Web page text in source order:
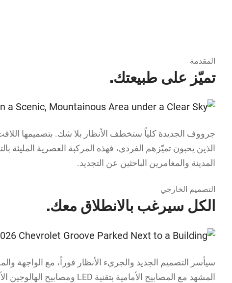
المقدمة
تميّز على طبيعتك.
جرووف الجديدة كلياً ستخطف الأنظار بلا شك. بتصميمها
الذين يحبون تميّزهم الفردي، فهذه المركبة العصرية
المدينة والمغامرين الباحثين عن التجديد.
التصميم الخارجي
الكل سيرغب بالانطلاق معك.
سيأسر التصميم الجديد والجريء الأنظار فوراً، مع الواجهة
المشهد مع المصابيح الأمامية بتقنية LED ومصابيح الهالوجين الأمامية. الحضور الجريء لمركبة جرووف وتفاصيلها المنحوتة سيضعانك تحت الأنظار أينما ذهبت.